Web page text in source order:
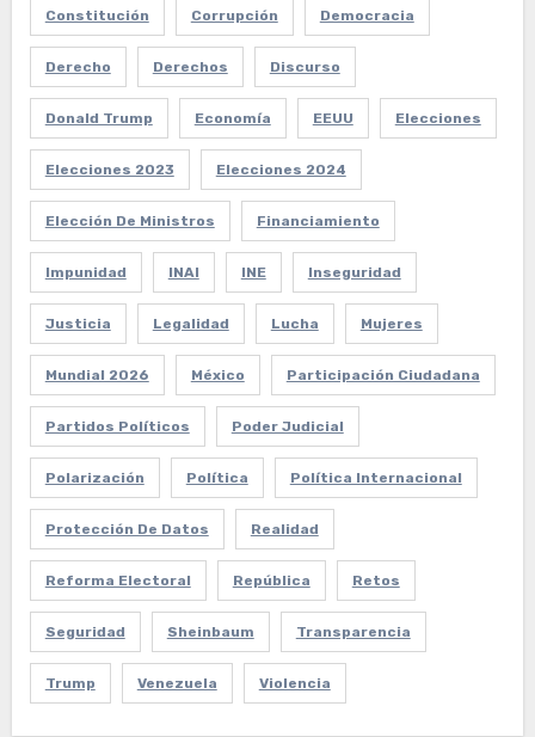
Constitución Corrupción Democracia
Derecho Derechos Discurso
Donald Trump Economía EEUU Elecciones
Elecciones 2023 Elecciones 2024
Elección De Ministros Financiamiento
Impunidad INAI INE Inseguridad
Justicia Legalidad Lucha Mujeres
Mundial 2026 México Participación Ciudadana
Partidos Políticos Poder Judicial
Polarización Política Política Internacional
Protección De Datos Realidad
Reforma Electoral República Retos
Seguridad Sheinbaum Transparencia
Trump Venezuela Violencia